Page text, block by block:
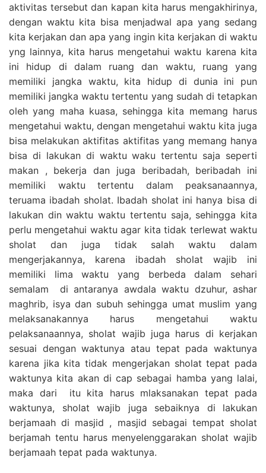
aktivitas tersebut dan kapan kita harus mengakhirinya,
dengan waktu kita bisa menjadwal apa yang sedang
kita kerjakan dan apa yang ingin kita kerjakan di waktu
yng lainnya, kita harus mengetahui waktu karena kita
ini hidup di dalam ruang dan waktu, ruang yang
memiliki jangka waktu, kita hidup di dunia ini pun
memiliki jangka waktu tertentu yang sudah di tetapkan
oleh yang maha kuasa, sehingga kita memang harus
mengetahui waktu, dengan mengetahui waktu kita juga
bisa melakukan aktifitas aktifitas yang memang hanya
bisa di lakukan di waktu waku tertentu saja seperti
makan , bekerja dan juga beribadah, beribadah ini
memiliki waktu tertentu dalam peaksanaannya,
teruama ibadah sholat. Ibadah sholat ini hanya bisa di
lakukan din waktu waktu tertentu saja, sehingga kita
perlu mengetahui waktu agar kita tidak terlewat waktu
sholat dan juga tidak salah waktu dalam
mengerjakannya, karena ibadah sholat wajib ini
memiliki lima waktu yang berbeda dalam sehari
semalam di antaranya awdala waktu dzuhur, ashar
maghrib, isya dan subuh sehingga umat muslim yang
melaksanakannya harus mengetahui waktu
pelaksanaannya, sholat wajib juga harus di kerjakan
sesuai dengan waktunya atau tepat pada waktunya
karena jika kita tidak mengerjakan sholat tepat pada
waktunya kita akan di cap sebagai hamba yang lalai,
maka dari itu kita harus mlaksanakan tepat pada
waktunya, sholat wajib juga sebaiknya di lakukan
berjamaah di masjid , masjid sebagai tempat sholat
berjamah tentu harus menyelenggarakan sholat wajib
berjamaah tepat pada waktunya.